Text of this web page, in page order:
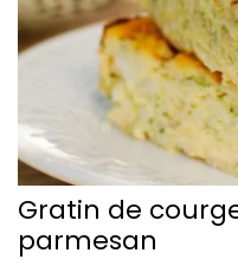
Gratin de
parmesan